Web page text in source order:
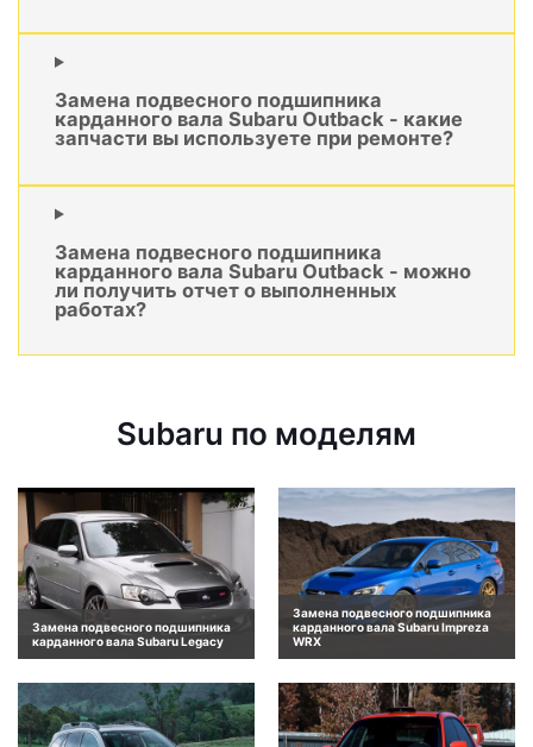
Замена подвесного подшипника
карданного вала Subaru Outback - какие
запчасти вы используете при ремонте?
Замена подвесного подшипника
карданного вала Subaru Outback - можно
ли получить отчет о выполненных
работах?
Subaru по моделям
Замена подвесного подшипника
карданного вала Subaru Legacy
Замена подвесного подшипника
карданного вала Subaru Impreza
WRX